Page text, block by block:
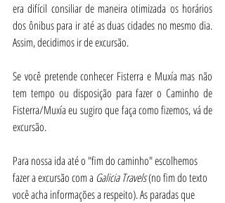
era difícil consiliar de maneira otimizada os horários
dos ônibus para ir até as duas cidades no mesmo dia.
Assim, decidimos ir de excursão.
Se você pretende conhecer Fisterra e Muxía mas não
tem tempo ou disposição para fazer o Caminho de
Fisterra/Muxía eu sugiro que faça como fizemos, vá de
excursão.
Para nossa ida até o "fim do caminho" escolhemos
fazer a excursão com a Galicia Travels (no fim do texto
você acha informações a respeito). As paradas que